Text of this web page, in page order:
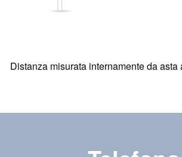
Distanza misurata internamente da asta